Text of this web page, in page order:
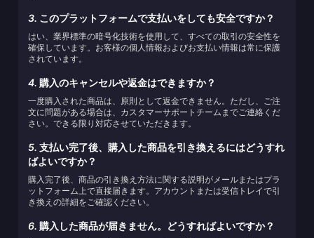
3. このプラットフォームで支払いをしても安全ですか？
はい、業界標準の暗号化技術を使用して、すべての取引の安全性を
確保しています。お客様の個人情報およびお支払い情報は常に保護
されています。
4. 購入のキャンセルや返金はできますか？
一度購入された商品は、原則として返金できません。ただし、ご注
文に問題がある場合は、カスタマーサポートチームまでご連絡くだ
さい。できる限り対応させていただきます。
5. 支払い完了後、購入した商品を引き換えるにはどうすれ
ばよいですか？
購入完了後、商品の引き換え方法に関する説明がメールまたはプラ
ットフォーム上で直接届きます。アカウントまたは受信トレイで引
き換えの詳細をご確認ください。
6. 購入した商品が届きません。どうすればよいですか？